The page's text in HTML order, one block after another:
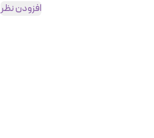
افزودن نظر